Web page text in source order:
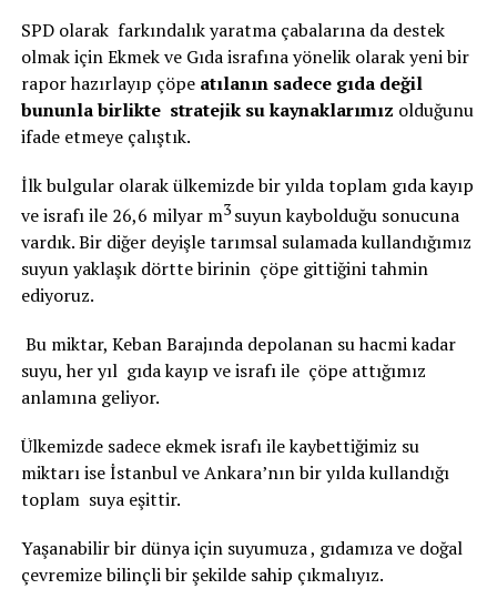
SPD olarak farkındalık yaratma çabalarına da destek
olmak için Ekmek ve Gıda israfına yönelik olarak yeni bir
rapor hazırlayıp çöpe atılanın sadece gıda değil
bununla birlikte stratejik su kaynaklarımız olduğunu
ifade etmeye çalıştık.
İlk bulgular olarak ülkemizde bir yılda toplam gıda kayıp
ve israfı ile 26,6 milyar m3 suyun kaybolduğu sonucuna
vardık. Bir diğer deyişle tarımsal sulamada kullandığımız
suyun yaklaşık dörtte birinin çöpe gittiğini tahmin
ediyoruz.
Bu miktar, Keban Barajında depolanan su hacmi kadar
suyu, her yıl gıda kayıp ve israfı ile çöpe attığımız
anlamına geliyor.
Ülkemizde sadece ekmek israfı ile kaybettiğimiz su
miktarı ise İstanbul ve Ankara’nın bir yılda kullandığı
toplam suya eşittir.
Yaşanabilir bir dünya için suyumuza , gıdamıza ve doğal
çevremize bilinçli bir şekilde sahip çıkmalıyız.